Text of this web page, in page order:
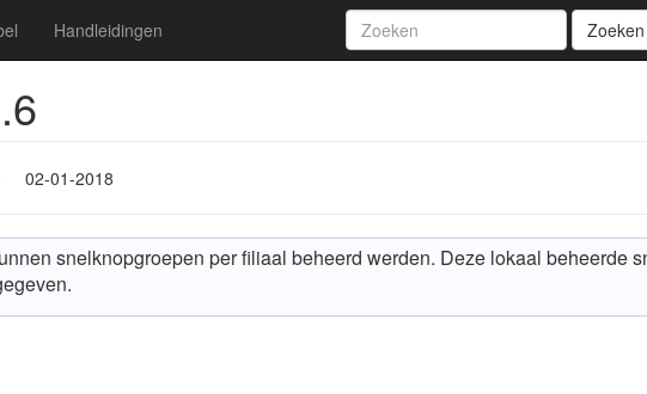
Zoeken
Handleidingen
02-01-2018
snelknopgroepen per filiaal beheerd werden. Deze lokaal beheerde